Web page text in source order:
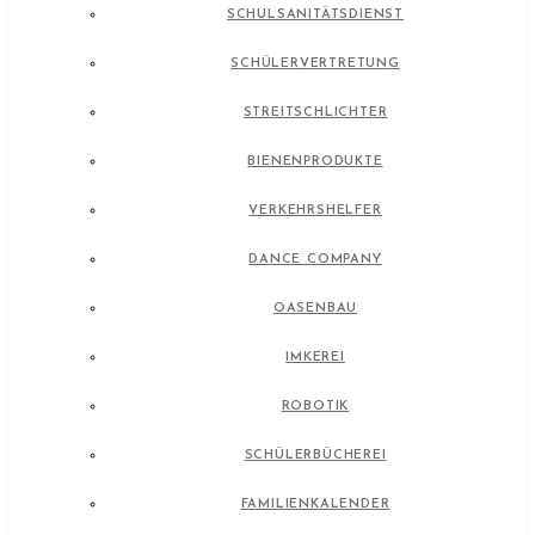
SCHULSANITÄTSDIENST
SCHÜLERVERTRETUNG
STREITSCHLICHTER
BIENENPRODUKTE
VERKEHRSHELFER
DANCE COMPANY
OASENBAU
IMKEREI
ROBOTIK
SCHÜLERBÜCHEREI
FAMILIENKALENDER